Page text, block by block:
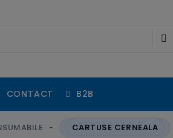
CONTACT B2B
CARTUSE CERNEALA